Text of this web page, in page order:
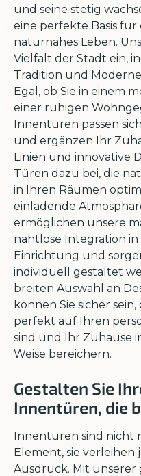
und seine stetig
eine perfekte Basis
naturnahes Leben.
Vielfalt der Stadt ein,
Tradition und
Egal, ob Sie in einem
einer ruhigen
Innentüren passen
und ergänzen Ihr
Linien und innovative
Türen dazu bei, die
in Ihren Räumen
einladende
ermöglichen unsere
nahtlose Integration
Einrichtung und
individuell gestaltet
breiten Auswahl an
können Sie sicher
perfekt auf Ihren
sind und Ihr Zuhause
Weise bereichern.
Gestalten Sie
Innentüren, die
Innentüren sind nicht
Element, sie verleihen
Ausdruck. Mit unserer